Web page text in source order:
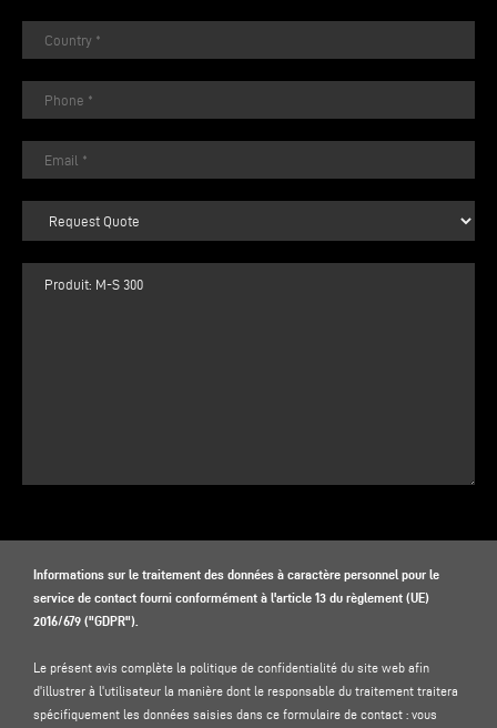
Informations sur le traitement des données à caractère personnel pour le
service de contact fourni conformément à l'article 13 du règlement (UE)
2016/679 ("GDPR").
Le présent avis complète la politique de confidentialité du site web afin
d'illustrer à l'utilisateur la manière dont le responsable du traitement traitera
spécifiquement les données saisies dans ce formulaire de contact : vous